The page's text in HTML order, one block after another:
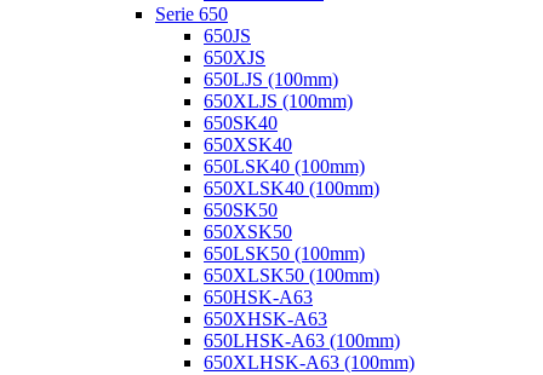
Serie 650
650JS
650XJS
650LJS (100mm)
650XLJS (100mm)
650SK40
650XSK40
650LSK40 (100mm)
650XLSK40 (100mm)
650SK50
650XSK50
650LSK50 (100mm)
650XLSK50 (100mm)
650HSK-A63
650XHSK-A63
650LHSK-A63 (100mm)
650XLHSK-A63 (100mm)